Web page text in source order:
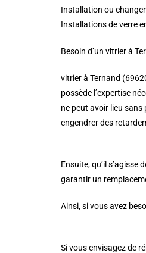
Installation ou
Installations de verre
Besoin d’un vitrier à
vitrier à Ternand
possède l’expertise
ne peut avoir lieu
engendrer des
Ensuite, qu’il
garantir un
Ainsi, si vous avez
Si vous envisagez de